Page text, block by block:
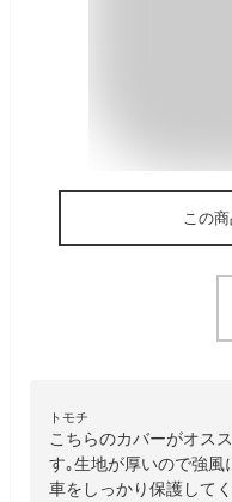
この
トモチ
こちらのカバーがオス
す｡生地が厚いので強風
車をしっかり保護して